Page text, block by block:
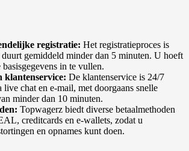
registratie: Het registratieproces is
gemiddeld minder dan 5 minuten. U hoeft
basisgegevens in te vullen.
klantenservice: De klantenservice is 24/7
live chat en e-mail, met doorgaans snelle
minder dan 10 minuten.
Topwagerz biedt diverse betaalmethoden
creditcards en e-wallets, zodat u
en opnames kunt doen.